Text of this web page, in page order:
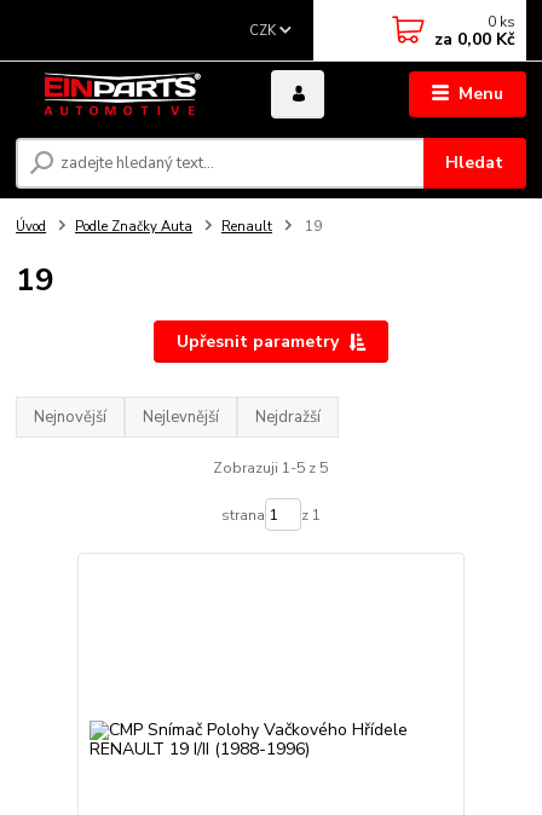
Menu
CZK
Hledat
0 ks
za 0,00 Kč
Úvod Podle Značky Auta Renault 19
19
Upřesnit parametry
Nejnovější Nejlevnější Nejdražší
Zobrazuji 1-5 z 5
strana z 1